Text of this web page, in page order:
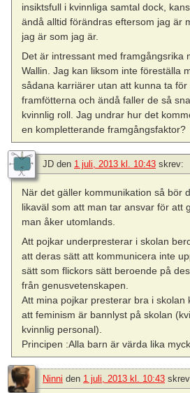
insiktsfull i kvinnliga samtal dock,
ändå alltid förändras eftersom jag är
jag är som jag är.
Det är intressant med framgångsrika
Wallin. Jag kan liksom inte föreställa
sådana karriärer utan att kunna ta för
framfötterna och ändå faller de så
kvinnlig roll. Jag undrar hur det
en kompletterande framgångsfaktor?
JD den 1 juli, 2013 kl. 10:43 skrev:
När det gäller kommunikation så bör
likaväl som att man tar ansvar för att
man åker utomlands.
Att pojkar underpresterar i skolan
att deras sätt att kommunicera inte
sätt som flickors sätt beroende på
från genusvetenskapen.
Att mina pojkar presterar bra i skolan
att feminism är bannlyst på skolan
kvinnlig personal).
Principen :Alla barn är värda lika
Ninni den 1 juli, 2013 kl. 10:43